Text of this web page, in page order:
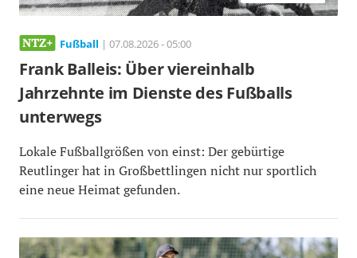
Fußball | 07.08.2026 - 05:00
Frank Balleis: Über viereinhalb
Jahrzehnte im Dienste des Fußballs
unterwegs
Lokale Fußballgrößen von einst: Der gebürtige
Reutlinger hat in Großbettlingen nicht nur sportlich
eine neue Heimat gefunden.